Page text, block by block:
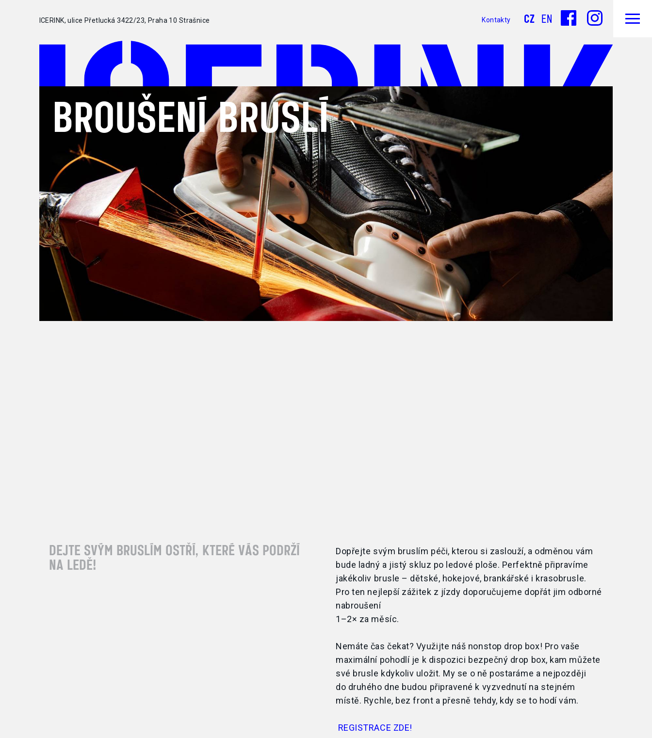
Kontakty CZ EN
ICERINK, ulice Přetlucká 3422/23, Praha 10 Strašnice
BROUŠENÍ BRUSLÍ
DEJTE SVÝM BRUSLÍM OSTŘÍ, KTERÉ VÁS PODRŽÍ
NA LEDĚ!
Dopřejte svým bruslím péči, kterou si zaslouží, a odměnou vám
bude ladný a jistý skluz po ledové ploše. Perfektně připravíme
jakékoliv brusle – dětské, hokejové, brankářské i krasobrusle.
Pro ten nejlepší zážitek z jízdy doporučujeme dopřát jim odborné
nabroušení
1–2× za měsíc.
Nemáte čas čekat? Využijte náš nonstop drop box! Pro vaše
maximální pohodlí je k dispozici bezpečný drop box, kam můžete
své brusle kdykoliv uložit. My se o ně postaráme a nejpozději
do druhého dne budou připravené k vyzvednutí na stejném
místě. Rychle, bez front a přesně tehdy, kdy se to hodí vám.
REGISTRACE ZDE!